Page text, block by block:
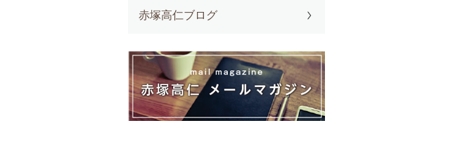
赤塚高仁ブログ